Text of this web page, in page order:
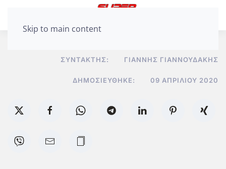
Skip to main content
ΣΥΝΤΆΚΤΗΣ: ΓΙΆΝΝΗΣ ΓΙΑΝΝΟΥΔΆΚΗΣ
ΔΗΜΟΣΙΕΎΘΗΚΕ: 09 ΑΠΡΙΛΊΟΥ 2020